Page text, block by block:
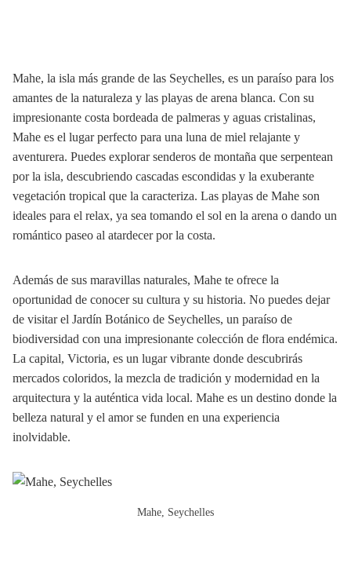
Mahe, la isla más grande de las Seychelles, es un paraíso para los
amantes de la naturaleza y las playas de arena blanca. Con su
impresionante costa bordeada de palmeras y aguas cristalinas,
Mahe es el lugar perfecto para una luna de miel relajante y
aventurera. Puedes explorar senderos de montaña que serpentean
por la isla, descubriendo cascadas escondidas y la exuberante
vegetación tropical que la caracteriza. Las playas de Mahe son
ideales para el relax, ya sea tomando el sol en la arena o dando un
romántico paseo al atardecer por la costa.
Además de sus maravillas naturales, Mahe te ofrece la
oportunidad de conocer su cultura y su historia. No puedes dejar
de visitar el Jardín Botánico de Seychelles, un paraíso de
biodiversidad con una impresionante colección de flora endémica.
La capital, Victoria, es un lugar vibrante donde descubrirás
mercados coloridos, la mezcla de tradición y modernidad en la
arquitectura y la auténtica vida local. Mahe es un destino donde la
belleza natural y el amor se funden en una experiencia
inolvidable.
Mahe, Seychelles